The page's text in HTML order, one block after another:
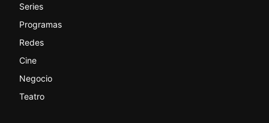
Series
Programas
Redes
Cine
Negocio
Teatro